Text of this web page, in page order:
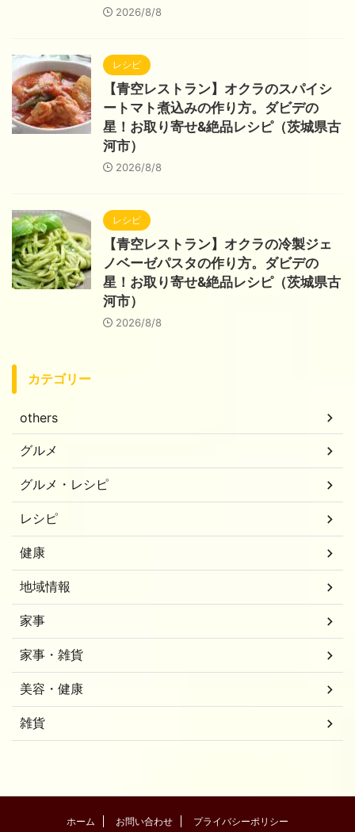
2026/8/8
レシピ
【青空レストラン】オクラのスパイシ
ートマト煮込みの作り方。ダビデの
星！お取り寄せ&絶品レシピ（茨城県古
河市）
2026/8/8
レシピ
【青空レストラン】オクラの冷製ジェ
ノベーゼパスタの作り方。ダビデの
星！お取り寄せ&絶品レシピ（茨城県古
河市）
2026/8/8
カテゴリー
others
グルメ
グルメ・レシピ
レシピ
健康
地域情報
家事
家事・雑貨
美容・健康
雑貨
ホーム お問い合わせ プライバシーポリシー